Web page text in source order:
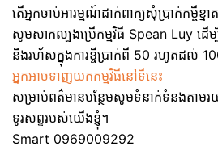
តើអ្នកចាប់អារម្មណ៍ដាក់ពាក្យសុំប្រាក់កម្ចីខ្ន
សូមសាកល្បងប្រើកម្មវិធី Spean Luy ដ
និងរហ័សក្នុងការខ្ចីប្រាក់ពី 50 រហូតដល់
អ្នកអាចទាញយកកម្មវិធីនៅទីនេះ
សម្រាប់ពត៌មានបន្ថែមសូមទំនាក់ទំនងតាមរ
ទូរសព្ទរបស់យើងខ្ញុំ។
Smart 0969009292